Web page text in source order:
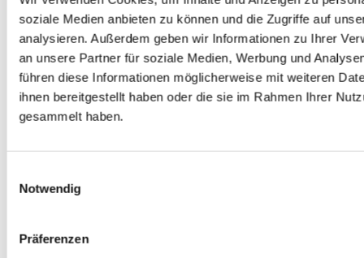
soziale Medien anbieten zu können und die Zugriffe auf
analysieren. Außerdem geben wir Informationen zu Ihrer
an unsere Partner für soziale Medien, Werbung und
führen diese Informationen möglicherweise mit weiteren
ihnen bereitgestellt haben oder die sie im Rahmen Ihrer
gesammelt haben.
Notwendig
Präferenzen
November 2023
Juli 2023
Juni 2023
April 2023
März 2023
Februar 2023
Januar 2023
Dezember 2022
November 2022
August 2022
Januar 2022
August 2021
Februar 2021